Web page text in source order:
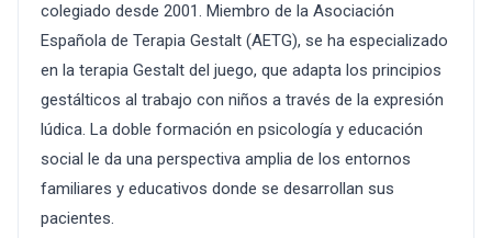
colegiado desde 2001. Miembro de la Asociación
Española de Terapia Gestalt (AETG), se ha especializado
en la terapia Gestalt del juego, que adapta los principios
gestálticos al trabajo con niños a través de la expresión
lúdica. La doble formación en psicología y educación
social le da una perspectiva amplia de los entornos
familiares y educativos donde se desarrollan sus
pacientes.